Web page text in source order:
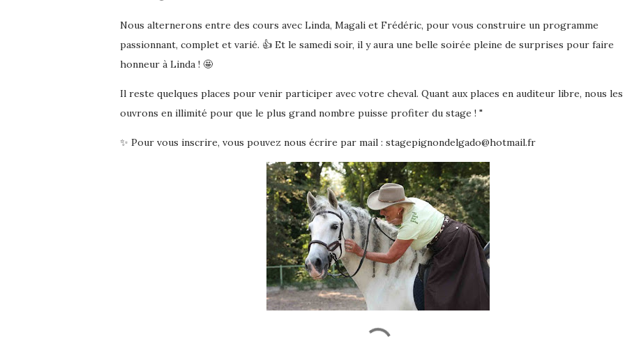
Nous alternerons entre des cours avec Linda, Magali et Frédéric, pour vous construire un programme
passionnant, complet et varié. 👍 Et le samedi soir, il y aura une belle soirée pleine de surprises pour faire
honneur à Linda ! 🤩
Il reste quelques places pour venir participer avec votre cheval. Quant aux places en auditeur libre, nous les
ouvrons en illimité pour que le plus grand nombre puisse profiter du stage ! "
✨ Pour vous inscrire, vous pouvez nous écrire par mail : stagepignondelgado@hotmail.fr